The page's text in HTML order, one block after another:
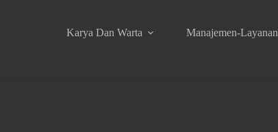
Karya Dan Warta Manajemen-Layanan